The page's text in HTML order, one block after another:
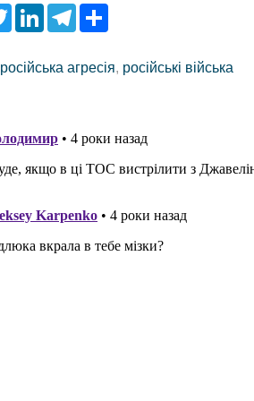
T
w
t
L
e
T
g
e
російська агресія, російські війська